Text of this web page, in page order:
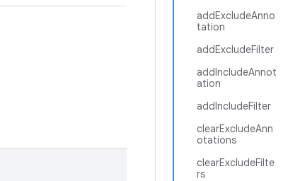
addExcludeAnno
tation
addExcludeFilter
addIncludeAnnot
ation
addIncludeFilter
clearExcludeAnn
otations
clearExcludeFilte
rs